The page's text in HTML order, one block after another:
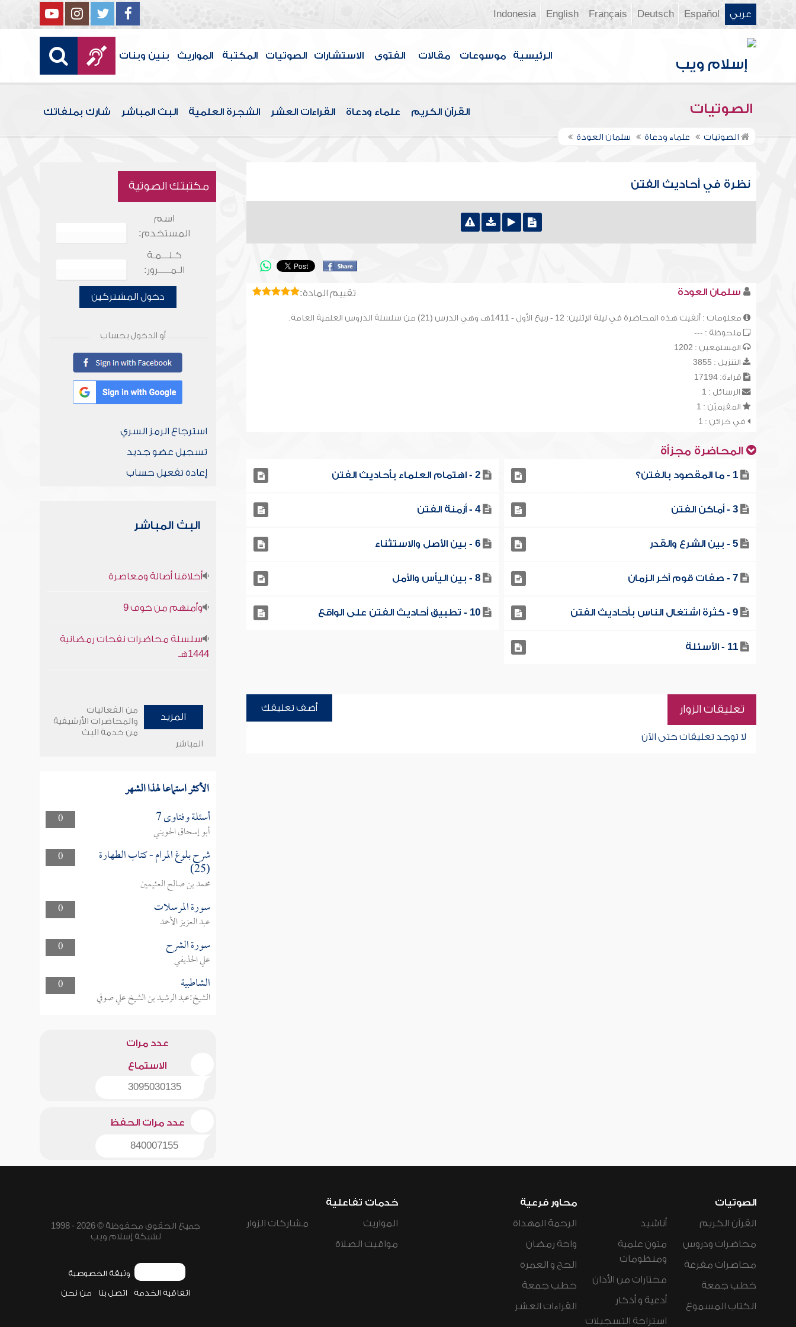
عربي Español
Deutsch
Français
English
Indonesia
الرئيسية موسوعات مقالات الفتوى الاستشارات الصوتيات المكتبة المواريث بنين وبنات
الصوتيات القرآن الكريم علماء ودعاة القراءات العشر الشجرة العلمية البث المباشر شارك بملفاتك
الصوتيات علماء ودعاة سلمان العودة
نظرة في أحاديث الفتن
تقييم المادة: سلمان العودة
معلومات : ألقيت هذه المحاضرة في ليلة الإثنين: 12 - ربيع الأول - 1411هـ، وهي الدرس (21) من سلسلة الدروس العلمية العامة.
ملحوظة : ---
المستمعين : 1202
التنزيل : 3855
قراءة: 17194
الرسائل : 1
المقيميّن : 1
في خزائن : 1
المحاضرة مجزأة
1 - ما المقصود بالفتن؟ 2 - اهتمام العلماء بأحاديث الفتن
3 - أماكن الفتن 4 - أزمنة الفتن
5 - بين الشرع والقدر 6 - بين الأصل والاستثناء
7 - صفات قوم آخر الزمان 8 - بين اليأس والأمل
9 - كثرة اشتغال الناس بأحاديث الفتن 10 - تطبيق أحاديث الفتن على الواقع
11 - الأسئلة
تعليقات الزوار أضف تعليقك
لا توجد تعليقات حتى الآن
مكتبتك الصوتية
اسم
المستخدم:
كـلـــمـة
الـمـــــرور:
دخول المشتركين
أو الدخول بحساب
استرجاع الرمز السري
تسجيل عضو جديد
إعادة تفعيل حساب
البث المباشر
أخلاقنا أصالة ومعاصرة
وأمنهم من خوف 9
سلسلة محاضرات نفحات رمضانية
1444هـ
المزيد
من الفعاليات
والمحاضرات الأرشيفية
من خدمة البث
المباشر
الأكثر استماعا لهذا الشهر
0 أسئلة وفتاوى 7
أبو إسحاق الحويني
0
شرح بلوغ المرام - كتاب الطهارة
(25)
محمد بن صالح العثيمين
0
سورة المرسلات
عبد العزيز الأحمد
0
سورة الشرح
علي الحذيفي
0
الشاطبية
الشيخ:عبد الرشيد بن الشيخ علي صوفي
عدد مرات
الاستماع
3095030135
عدد مرات الحفظ
840007155
الصوتيات
القرآن الكريم
محاضرات ودروس
محاضرات مفرغة
خطب جمعة
الكتاب المسموع
أناشيد
متون علمية
ومنظومات
مختارات من الأذان
أدعية و أذكار
استراحة التسجيلات
محاور فرعية
الرحمة المهداة
واحة رمضان
الحج و العمرة
خطب جمعة
القراءات العشر
خدمات تفاعلية
المواريث
مواقيت الصلاة
مشاركات الزوار
جميع الحقوق محفوظة © 2026 - 1998
لشبكة إسلام ويب
وثيقة الخصوصية
اتفاقية الخدمة اتصل بنا من نحن